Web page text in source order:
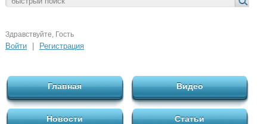
Здравствуйте, Гость
Войти Регистрация
Главная Видео
Новости Статьи